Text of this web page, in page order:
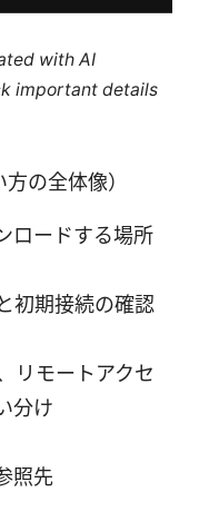
with AI
important details
の全体像）
ロードする場所
初期接続の確認
リモートアクセ
分け
照先